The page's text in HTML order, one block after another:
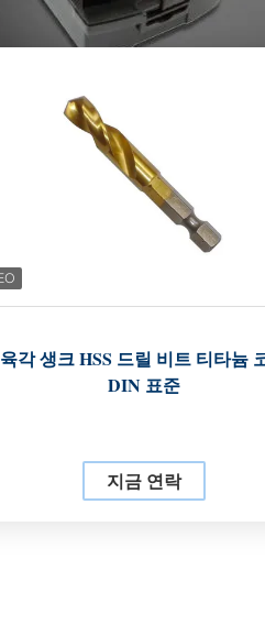
육각 생크 HSS 드릴 비트 티타늄
DIN 표준
지금 연락